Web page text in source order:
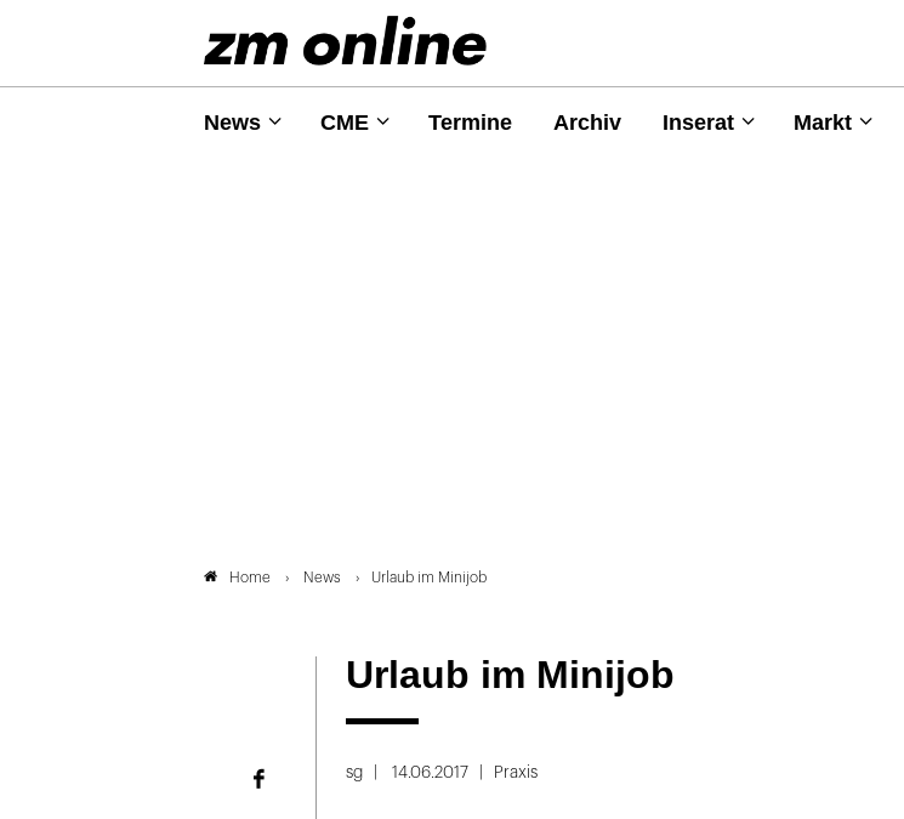
News CME Termine Archiv Inserat Markt
Home News Urlaub im Minijob
Urlaub im Minijob
sg 14.06.2017 Praxis